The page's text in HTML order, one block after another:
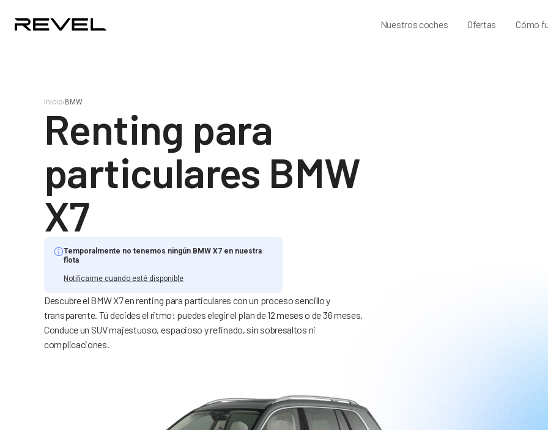
Nuestros coches Ofertas Cómo
Inicio› BMW
Renting para
particulares BMW
X7
Temporalmente no tenemos ningún BMW X7 en nuestra
flota
Notificarme cuando esté disponible
Descubre el BMW X7 en renting para particulares con un proceso sencillo y
transparente. Tú decides el ritmo: puedes elegir el plan de 12 meses o de 36 meses.
Conduce un SUV majestuoso, espacioso y refinado, sin sobresaltos ni
complicaciones.